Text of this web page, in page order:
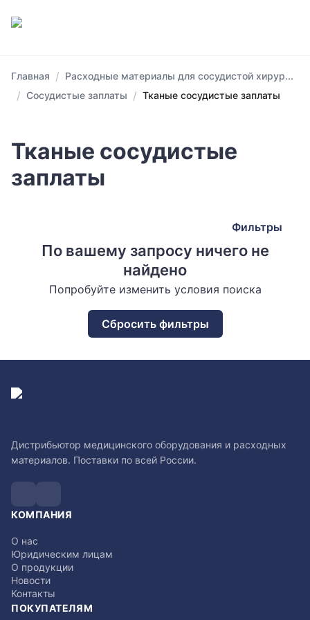
Главная / Расходные материалы для сосудистой хирур...
/ Сосудистые заплаты / Тканые сосудистые заплаты
Тканые сосудистые
заплаты
Фильтры
По вашему запросу ничего не
найдено
Попробуйте изменить условия поиска
Сбросить фильтры
Дистрибьютор медицинского оборудования и расходных
материалов. Поставки по всей России.
КОМПАНИЯ
О нас
Юридическим лицам
О продукции
Новости
Контакты
ПОКУПАТЕЛЯМ